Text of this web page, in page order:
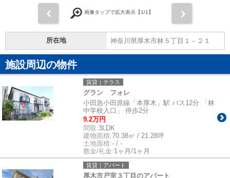
画像タップで拡大表示【1/1】
所在地 神奈川県厚木市林５丁目１－２１
施設周辺の物件
賃貸｜テラス
グラン フォレ
小田急小田原線「本厚木」駅 バス12分 「林
中学校入口」 停歩2分
9.2万円
間取:3LDK
建物面積:70.38㎡ / 21.28坪
土地面積:- / -
敷金/礼金:1ヶ月/1ヶ月
賃貸｜アパート
厚木市戸室３丁目のアパート